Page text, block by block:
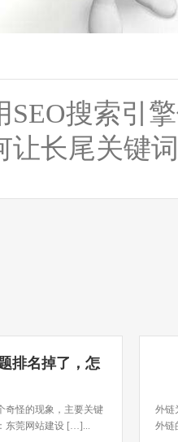
SEO搜索引
让长尾关键
排名掉了，怎
奇怪的现象，主要关键
东莞网站建设 […]...
外链
外链